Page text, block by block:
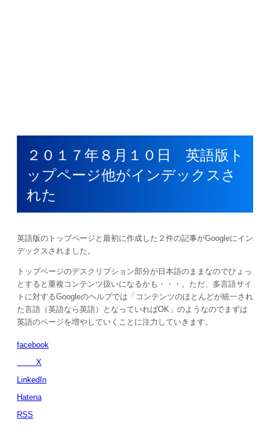
２０１７年８月１０日 英語版ト
ップページ他がインデックスさ
れた
英語版のトップページと最初に作成した２件の記事がGoogleにイン
デックスされました。
トップページのデスクリプション部分が日本語のままなのでひょっ
とすると重複コンテンツ扱いになるかも・・・。ただ、多言語サイ
トに対するGoogleのヘルプでは「コンテンツのほとんどが統一され
た言語（英語なら英語）となっていればOK」のようなのでまずは
英語のページを増やしていくことに注力していきます。
facebook
X
LinkedIn
Hatena
RSS